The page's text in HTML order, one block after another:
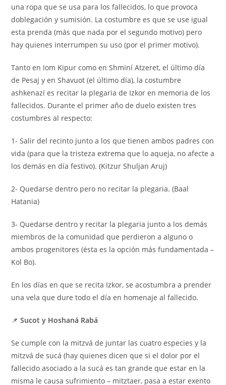
una ropa que se usa para los fallecidos, lo que provoca
doblegación y sumisión. La costumbre es que se use igual
esta prenda (más que nada por el segundo motivo) pero
hay quienes interrumpen su uso (por el primer motivo).
Tanto en Iom Kipur como en Shminí Atzeret, el último día
de Pesaj y en Shavuot (el último día), la costumbre
ashkenazí es recitar la plegaria de Izkor en memoria de los
fallecidos. Durante el primer año de duelo existen tres
costumbres al respecto:
1- Salir del recinto junto a los que tienen ambos padres con
vida (para que la tristeza extrema que lo aqueja, no afecte a
los demás en día festivo). (Kitzur Shuljan Aruj)
2- Quedarse dentro pero no recitar la plegaria. (Baal
Hatania)
3- Quedarse dentro y recitar la plegaria junto a los demás
miembros de la comunidad que perdieron a alguno o
ambos progenitores (ésta es la opción más fundamentada –
Kol Bo).
En los días en que se recita Izkor, se acostumbra a prender
una vela que dure todo el día en homenaje al fallecido.
📌Sucot y Hoshaná Rabá
Se cumple con la mitzvá de juntar las cuatro especies y la
mitzvá de sucá (hay quienes dicen que si el dolor por el
fallecido asociado a la sucá es tan grande que estar en la
misma le causa sufrimiento – mitztaer, pasa a estar exento